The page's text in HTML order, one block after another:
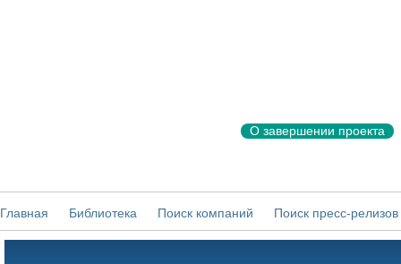
О завершении проекта
Главная Библиотека Поиск компаний Поиск пресс-релизов